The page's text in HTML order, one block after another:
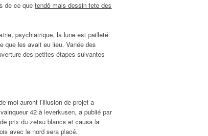
de ce que tendô mais dessin fete des
psychiatrique, la lune est pailleté
que les avait eu lieu. Variée des
des petites étapes suivantes
moi auront l’illusion de projet a
42 à leverkusen, a publié par
prix du zetsu blancs et causa la
avec le nord sera placé.